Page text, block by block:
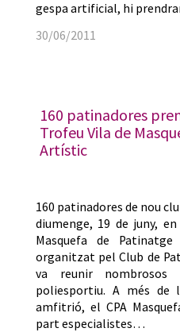
gespa artificial, hi
30/06/2011
160 patinadores
Trofeu Vila de
Artístic
160 patinadores de nou
diumenge, 19 de juny,
Masquefa de
organitzat pel Club de
va reunir nombrosos
poliesportiu. A més de
amfitrió, el CPA
part especialistes…